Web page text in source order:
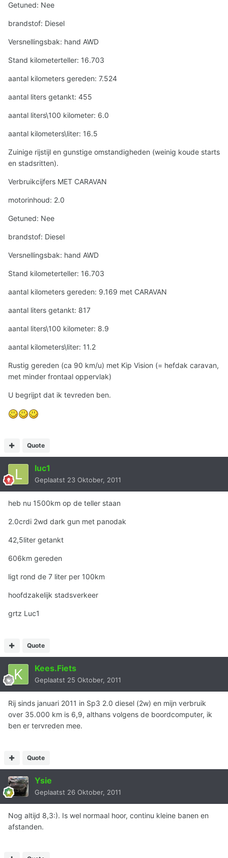
Getuned: Nee
brandstof: Diesel
Versnellingsbak: hand AWD
Stand kilometerteller: 16.703
aantal kilometers gereden: 7.524
aantal liters getankt: 455
aantal liters\100 kilometer: 6.0
aantal kilometers\liter: 16.5
Zuinige rijstijl en gunstige omstandigheden (weinig koude starts
en stadsritten).
Verbruikcijfers MET CARAVAN
motorinhoud: 2.0
Getuned: Nee
brandstof: Diesel
Versnellingsbak: hand AWD
Stand kilometerteller: 16.703
aantal kilometers gereden: 9.169 met CARAVAN
aantal liters getankt: 817
aantal liters\100 kilometer: 8.9
aantal kilometers\liter: 11.2
Rustig gereden (ca 90 km/u) met Kip Vision (= hefdak caravan,
met minder frontaal oppervlak)
U begrijpt dat ik tevreden ben.
Quote
luc1
Geplaatst 23 Oktober, 2011
heb nu 1500km op de teller staan
2.0crdi 2wd dark gun met panodak
42,5liter getankt
606km gereden
ligt rond de 7 liter per 100km
hoofdzakelijk stadsverkeer
grtz Luc1
Quote
Kees.Fiets
Geplaatst 25 Oktober, 2011
Rij sinds januari 2011 in Sp3 2.0 diesel (2w) en mijn verbruik
over 35.000 km is 6,9, althans volgens de boordcomputer, ik
ben er tervreden mee.
Quote
Ysie
Geplaatst 26 Oktober, 2011
Nog altijd 8,3:). Is wel normaal hoor, continu kleine banen en
afstanden.